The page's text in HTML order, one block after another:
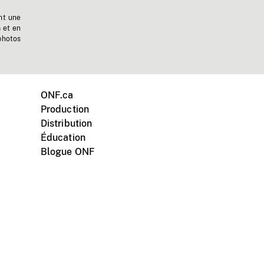
une
et en
ONF.ca
Production
Distribution
Éducation
Blogue ONF